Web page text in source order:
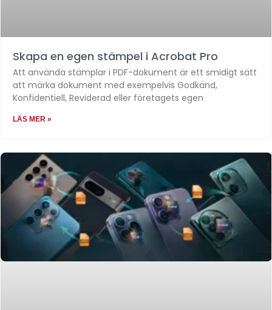
Skapa en egen stämpel i Acrobat Pro
Att använda stämplar i PDF-dokument är ett smidigt sätt
att märka dokument med exempelvis Godkänd,
Konfidentiell, Reviderad eller företagets egen
LÄS MER »